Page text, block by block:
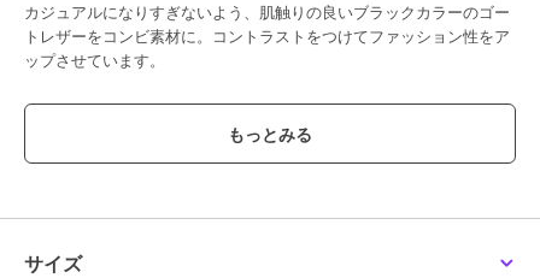
カジュアルになりすぎないよう、肌触りの良いブラックカラーのゴー
トレザーをコンビ素材に。コントラストをつけてファッション性をア
ップさせています。
ハンドバッグ、ショルダーバッグ、リュックと3通りで持てるのが最
サイズ